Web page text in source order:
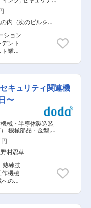
ーと
フェ
と課長
、セキ
ムのマ
国内
ユー
※英語
。 ※週
ック
ーシ
ジェク
顧客
ェクト
加え、
修を
し、
しま
し早期
ンサ
ジェネ
ベン
できま
いか
25時
どフリ
アナリスト セキュ
脆弱性診断・ネッ
ィ）
内（次のビルを除
ション
ント
業務
ティイ
ドバ
出お
の検
・サ
対策の
して
らは
に質
ぶこと
くログ
るこ
トとし
キュリティ関連機
〜
械・半導体製造装
機械部品・金型,
ルタント・アナリ
ンジニア（脆弱性
セキュリティ）
村忍草
熟練技
作機械
の強
て開発